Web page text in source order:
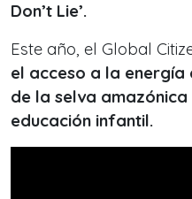
Don’t Lie’.
Este año, el Global
el acceso a la
de la selva
educación infantil.